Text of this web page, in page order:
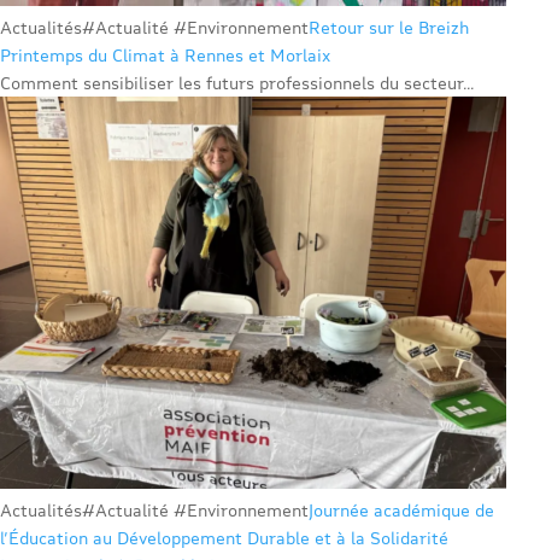
Actualités#Actualité #EnvironnementRetour sur le Breizh
Printemps du Climat à Rennes et Morlaix
Comment sensibiliser les futurs professionnels du secteur...
Actualités#Actualité #EnvironnementJournée académique de
l’Éducation au Développement Durable et à la Solidarité